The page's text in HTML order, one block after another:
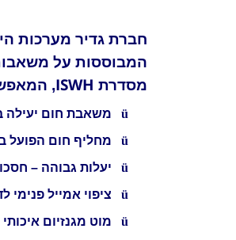
חברת גדיר מערכות
המבוססות על
מסדרת ISWH
,
ü
משאבת חום יעילה
ü
מחליף חום הפועל
ü
יעלות גבוהה –
ü
ציפוי אמייל פנימי
ü
מוט מגנזיום